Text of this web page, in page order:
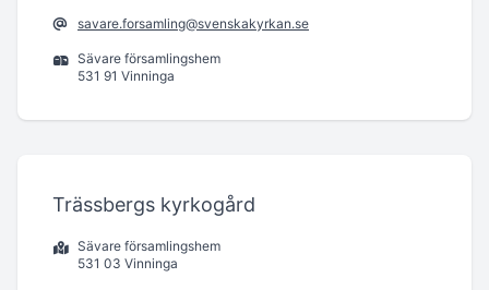
savare.forsamling@svenskakyrkan.se
Sävare församlingshem
531 91 Vinninga
Trässbergs kyrkogård
Sävare församlingshem
531 03 Vinninga